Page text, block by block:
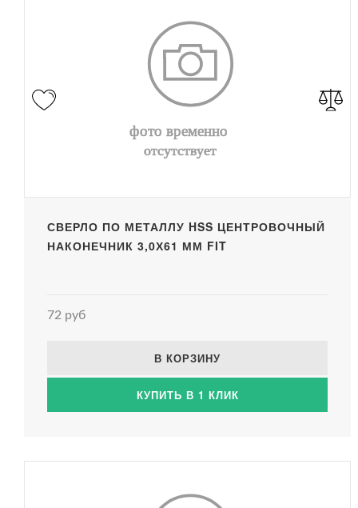
СВЕРЛО ПО МЕТАЛЛУ HSS ЦЕНТРОВОЧНЫЙ
НАКОНЕЧНИК 3,0Х61 ММ FIT
72 руб
В КОРЗИНУ
КУПИТЬ В 1 КЛИК